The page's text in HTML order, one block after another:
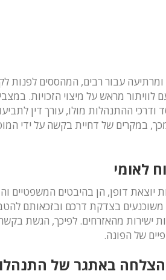
עבור רבים, המהססים לפנות
מראש על מיצוי הזכויות.
ההתנהלות מולו, עורך דין
מכך, במקרים של דחיית בקשה על ידי
לאומי
יוצאת דופן, הן בהיבטים
בצדקת דרכם ובזכאותם
ישירות מהאזרחים. לפיכך, הגשת
של הפונה.
באתגר של